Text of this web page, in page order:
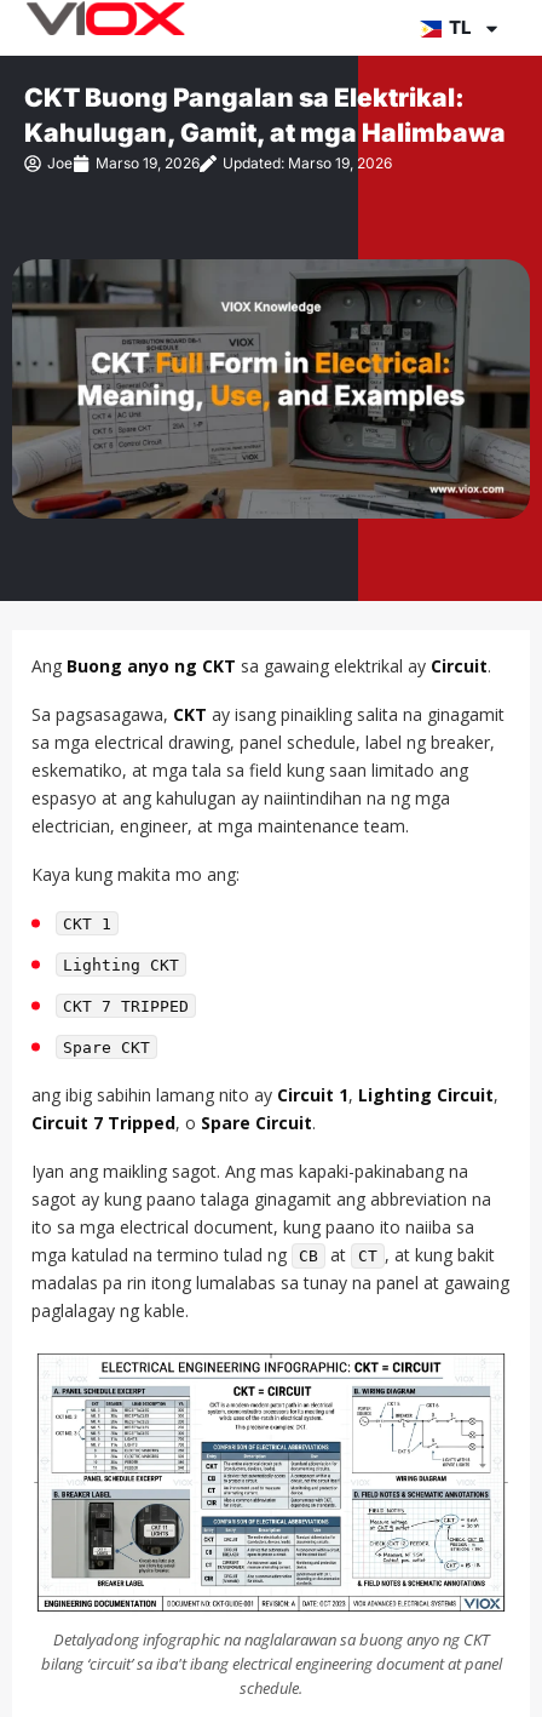
Lumaktaw
TL
CKT Buong Pangalan sa Elektrikal:
Kahulugan, Gamit, at mga Halimbawa
Joe Marso 19, 2026 Updated: Marso 19, 2026
Ang Buong anyo ng CKT sa gawaing elektrikal ay Circuit.
Sa pagsasagawa, CKT ay isang pinaikling salita na ginagamit
sa mga electrical drawing, panel schedule, label ng breaker,
eskematiko, at mga tala sa field kung saan limitado ang
espasyo at ang kahulugan ay naiintindihan na ng mga
electrician, engineer, at mga maintenance team.
Kaya kung makita mo ang:
CKT 1
Lighting CKT
CKT 7 TRIPPED
Spare CKT
ang ibig sabihin lamang nito ay Circuit 1, Lighting Circuit,
Circuit 7 Tripped, o Spare Circuit.
Iyan ang maikling sagot. Ang mas kapaki-pakinabang na
sagot ay kung paano talaga ginagamit ang abbreviation na
ito sa mga electrical document, kung paano ito naiiba sa
mga katulad na termino tulad ng
CB at CT , at kung bakit
madalas pa rin itong lumalabas sa tunay na panel at gawaing
paglalagay ng kable.
Detalyadong infographic na naglalarawan sa buong anyo ng CKT
bilang ‘circuit’ sa iba't ibang electrical engineering document at panel
schedule.